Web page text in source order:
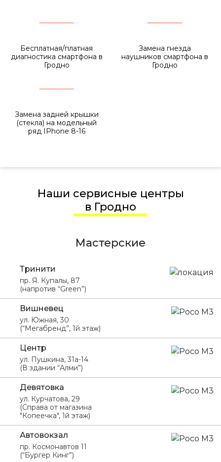
Бесплатная/платная
диагностика смартфона в
Гродно
Замена гнезда
наушников смартфона в
Гродно
Замена задней крышки
(стекла) на модельный
ряд IPhone 8-16
Наши сервисные центры
в Гродно
Мастерские
Тринити
пр. Я. Купалы, 87
(напротив “Green”)
Вишневец
ул. Южная, 30
(“Мегабренд”, 1й этаж)
Центр
ул. Пушкина, 31а-14
(В здании “Алми”)
Девятовка
ул. Курчатова, 29
(Справа от магазина
"Копеечка", 1й этаж)
Автовокзал
пр. Космонавтов 11
(“Бургер Кинг”)